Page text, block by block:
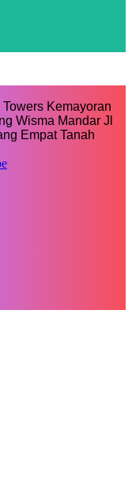
Kemayoran
Wisma Mandar Jl
Empat Tanah